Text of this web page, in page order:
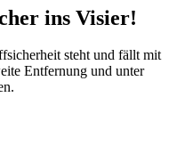
ins Visier!
steht und fällt mit
Entfernung und unter